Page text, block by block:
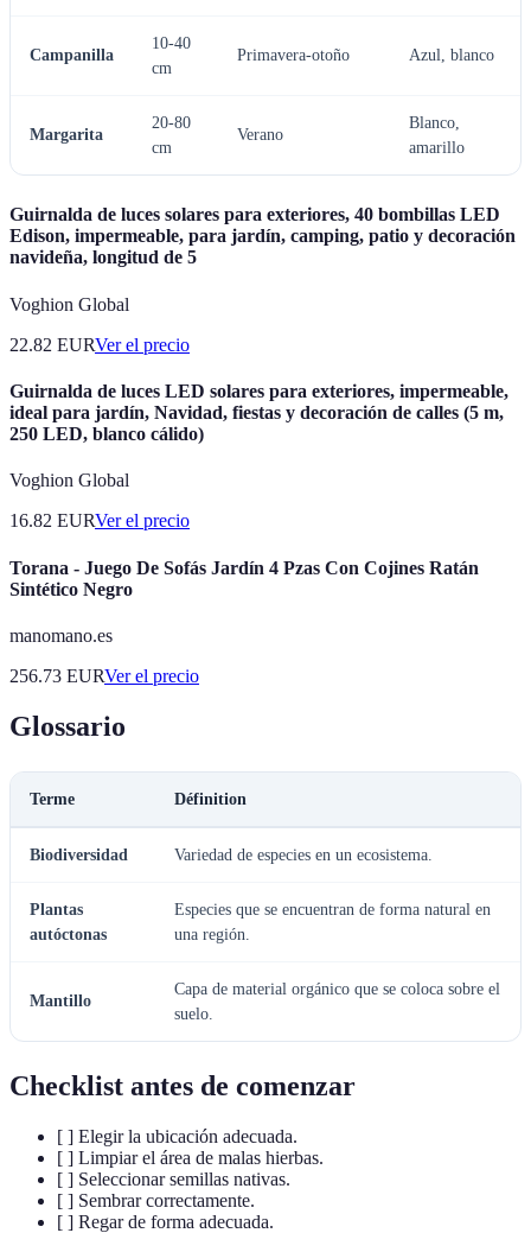
Campanilla
10-40
cm
Primavera-otoño Azul, blanco
Margarita
20-80
cm
Verano
Blanco,
amarillo
Guirnalda de luces solares para exteriores, 40 bombillas LED
Edison, impermeable, para jardín, camping, patio y decoración
navideña, longitud de 5
Voghion Global
22.82 EURVer el precio
Guirnalda de luces LED solares para exteriores, impermeable,
ideal para jardín, Navidad, fiestas y decoración de calles (5 m,
250 LED, blanco cálido)
Voghion Global
16.82 EURVer el precio
Torana - Juego De Sofás Jardín 4 Pzas Con Cojines Ratán
Sintético Negro
manomano.es
256.73 EURVer el precio
Glossario
Terme Définition
Biodiversidad Variedad de especies en un ecosistema.
Plantas
autóctonas
Especies que se encuentran de forma natural en
una región.
Mantillo
Capa de material orgánico que se coloca sobre el
suelo.
Checklist antes de comenzar
[ ] Elegir la ubicación adecuada.
[ ] Limpiar el área de malas hierbas.
[ ] Seleccionar semillas nativas.
[ ] Sembrar correctamente.
[ ] Regar de forma adecuada.